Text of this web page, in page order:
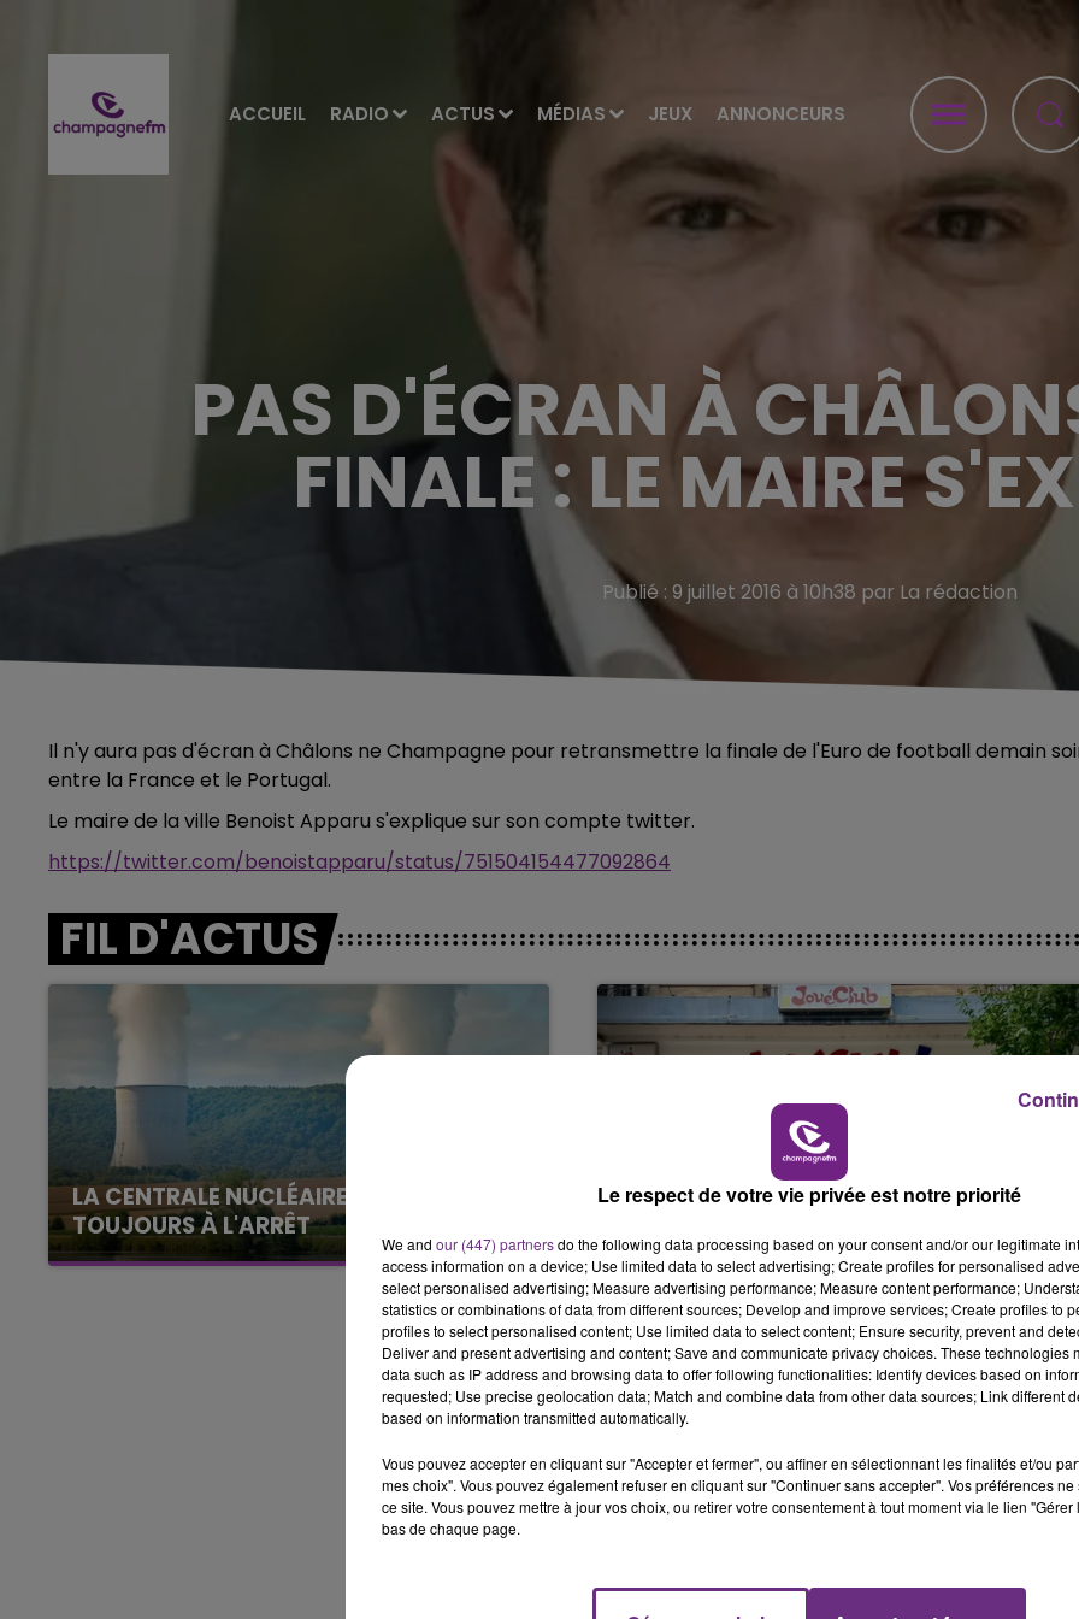
ACCUEIL RADIO ACTUS MÉDIAS JEUX ANNONCEURS
6h00 - 10h00
LA FAMILLE
10h00 - 14h00
LE TICKET DE CAISSE
PAS D'ÉCRAN À
FINALE : LE MAIRE
Publié : 9 juillet 2016 à 10h38 par La rédaction
Il n'y aura pas d'écran à Châlons ne Champagne pour retransmettre la finale de l'Euro de football demain
entre la France et le Portugal.
Le maire de la ville Benoist Apparu s'explique sur son compte twitter.
https://twitter.com/benoistapparu/status/751504154477092864
FIL D'ACTUS
LA CENTRALE NUCLÉAIRE DE CHOOZ
TOUJOURS À L'ARRÊT
Cela fait déjà une semaine que la centrale
nucléaire ardennaise est à l'arrêt. Une situation
justifiée par la sécheresse intense qui est
LE MAGASIN JOUÉCLUB DE REIMS FERME
C'était l'une des institutions du centre-ville
rémois. Le magasin JouéClub est contraint de
fermer ses portes.
Le respect de votre vie privée est notre priorité
We and our (447) partnersdo the following data processing based on your consent and/or our legitimate
access information on a device; Use limited data to select advertising; Create profiles for personalised
select personalised advertising; Measure advertising performance; Measure content performance;
statistics or combinations of data from different sources; Develop and improve services; Create profiles to
profiles to select personalised content; Use limited data to select content; Ensure security, prevent and
Deliver and present advertising and content; Save and communicate privacy choices. These technologies
data such as IP address and browsing data to offer following functionalities: Identify devices based on
requested; Use precise geolocation data; Match and combine data from other data sources; Link different
based on information transmitted automatically.
Vous pouvez accepter en cliquant sur "Accepter et fermer", ou affiner en sélectionnant les finalités et/ou
mes choix". Vous pouvez également refuser en cliquant sur "Continuer sans accepter". Vos préférences
ce site. Vous pouvez mettre à jour vos choix, ou retirer votre consentement à tout moment via le lien
bas de chaque page.